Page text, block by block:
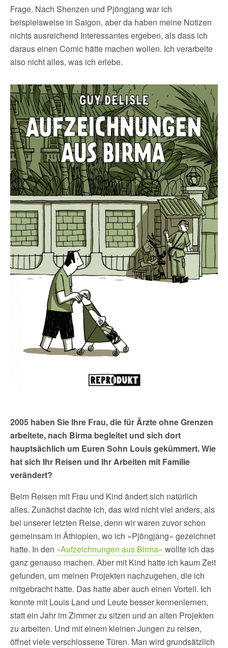
Frage. Nach Shenzen und Pjöngjang war ich
beispielsweise in Saigon, aber da haben meine Notizen
nichts ausreichend Interessantes ergeben, als dass ich
daraus einen Comic hätte machen wollen. Ich verarbeite
also nicht alles, was ich erlebe.
2005 haben Sie Ihre Frau, die für Ärzte ohne Grenzen
arbeitete, nach Birma begleitet und sich dort
hauptsächlich um Euren Sohn Louis gekümmert. Wie
hat sich Ihr Reisen und Ihr Arbeiten mit Familie
verändert?
Beim Reisen mit Frau und Kind ändert sich natürlich
alles. Zunächst dachte ich, das wird nicht viel anders, als
bei unserer letzten Reise, denn wir waren zuvor schon
gemeinsam in Äthiopien, wo ich »Pjöngjang« gezeichnet
hatte. In den »Aufzeichnungen aus Birma« wollte ich das
ganz genauso machen. Aber mit Kind hatte ich kaum Zeit
gefunden, um meinen Projekten nachzugehen, die ich
mitgebracht hatte. Das hatte aber auch einen Vorteil. Ich
konnte mit Louis Land und Leute besser kennenlernen,
statt ein Jahr im Zimmer zu sitzen und an alten Projekten
zu arbeiten. Und mit einem kleinen Jungen zu reisen,
öffnet viele verschlossene Türen. Man wird grundsätzlich